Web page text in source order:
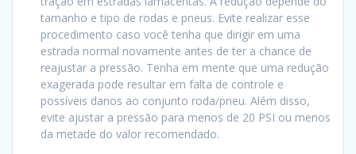
tamanho e tipo de rodas e pneus. Evite realizar esse
procedimento caso você tenha que dirigir em uma
estrada normal novamente antes de ter a chance de
reajustar a pressão. Tenha em mente que uma redução
exagerada pode resultar em falta de controle e
possíveis danos ao conjunto roda/pneu. Além disso,
evite ajustar a pressão para menos de 20 PSI ou menos
da metade do valor recomendado.